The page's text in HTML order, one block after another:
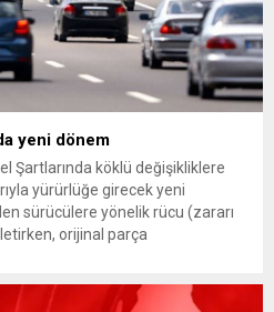
yeni dönem
Şartlarında köklü değişikliklere
yürürlüğe girecek yeni
sürücülere yönelik rücu (zararı
orijinal parça
bağlı ilgili kurumlarca...